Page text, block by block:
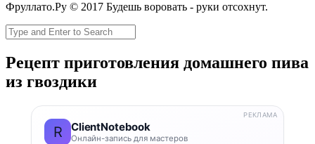
Фруллато.Ру © 2017 Будешь воровать - руки отсохнут.
Рецепт приготовления домашнего пива
из гвоздики
R ClientNotebook
Онлайн-запись для мастеров
РЕКЛАМА